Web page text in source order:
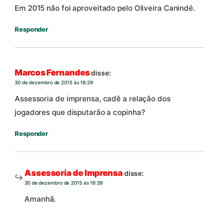
Em 2015 não foi aproveitado pelo Oliveira Canindé.
Responder
Marcos Fernandesdisse:
30 de dezembro de 2015 às 16:29
Assessoria de imprensa, cadê a relação dos
jogadores que disputarão a copinha?
Responder
Assessoria de Imprensadisse:
30 de dezembro de 2015 às 16:39
Amanhã.